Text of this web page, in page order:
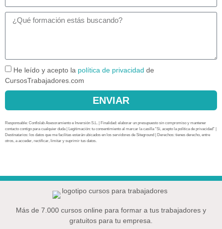
He leído y acepto la política de privacidad de
CursosTrabajadores.com
ENVIAR
Responsable: Confislab Asesoramiento e Inversión S.L. | Finalidad: elaborar un presupuesto sin compromiso y mantener
contacto contigo para cualquier duda | Legitimación: tu consentimiento al marcar la casilla “Sí, acepto la política de privacidad” |
Destinatarios: los datos que me facilitas estarán ubicados en los servidores de Siteground | Derechos: tienes derecho, entre
otros, a acceder, rectificar, limitar y suprimir tus datos.
Más de 7.000 cursos online para formar a tus trabajadores y
gratuitos para tu empresa.